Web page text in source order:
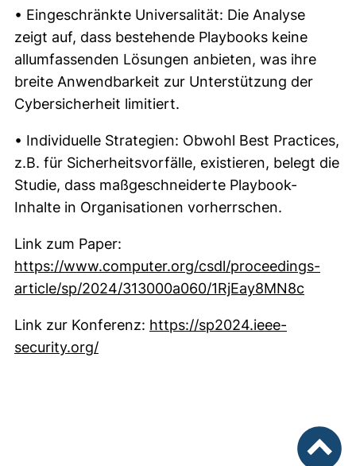
• Eingeschränkte Universalität: Die Analyse
zeigt auf, dass bestehende Playbooks keine
allumfassenden Lösungen anbieten, was ihre
breite Anwendbarkeit zur Unterstützung der
Cybersicherheit limitiert.
• Individuelle Strategien: Obwohl Best Practices,
z.B. für Sicherheitsvorfälle, existieren, belegt die
Studie, dass maßgeschneiderte Playbook-
Inhalte in Organisationen vorherrschen.
Link zum Paper:
https://www.computer.org/csdl/proceedings-
article/sp/2024/313000a060/1RjEay8MN8c
Link zur Konferenz: https://sp2024.ieee-
security.org/(external link, opens in a new